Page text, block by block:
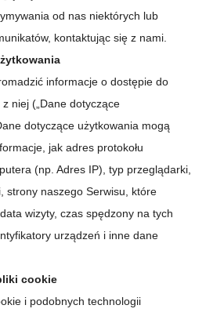
od nas niektórych lub
kontaktując się z nami.
informacje o dostępie do
z niej („Dane dotyczące
dotyczące użytkowania mogą
jak adres protokołu
(np. Adres IP), typ przeglądarki,
strony naszego Serwisu, które
wizyty, czas spędzony na tych
urządzeń i inne dane
cookie
i podobnych technologii